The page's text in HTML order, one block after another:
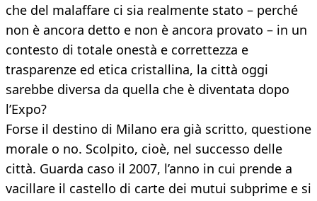
che del malaffare ci sia realmente stato – perché
non è ancora detto e non è ancora provato – in un
contesto di totale onestà e correttezza e
trasparenze ed etica cristallina, la città oggi
sarebbe diversa da quella che è diventata dopo
l’Expo?
Forse il destino di Milano era già scritto, questione
morale o no. Scolpito, cioè, nel successo delle
città. Guarda caso il 2007, l’anno in cui prende a
vacillare il castello di carte dei mutui subprime e si